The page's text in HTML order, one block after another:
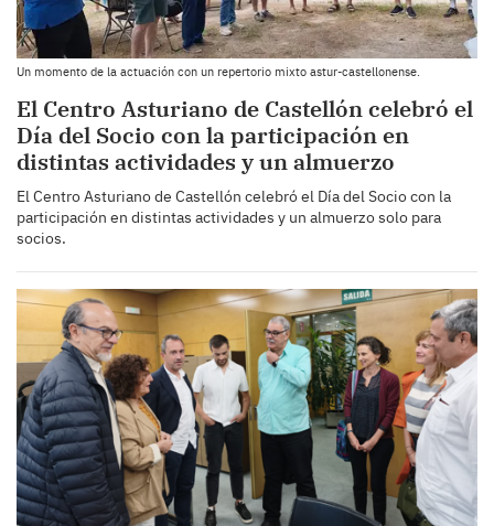
Un momento de la actuación con un repertorio mixto astur-castellonense.
El Centro Asturiano de Castellón celebró el
Día del Socio con la participación en
distintas actividades y un almuerzo
El Centro Asturiano de Castellón celebró el Día del Socio con la
participación en distintas actividades y un almuerzo solo para
socios.